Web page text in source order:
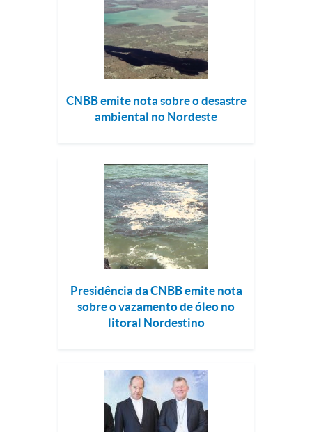
CNBB emite nota sobre o desastre
ambiental no Nordeste
Presidência da CNBB emite nota
sobre o vazamento de óleo no
litoral Nordestino